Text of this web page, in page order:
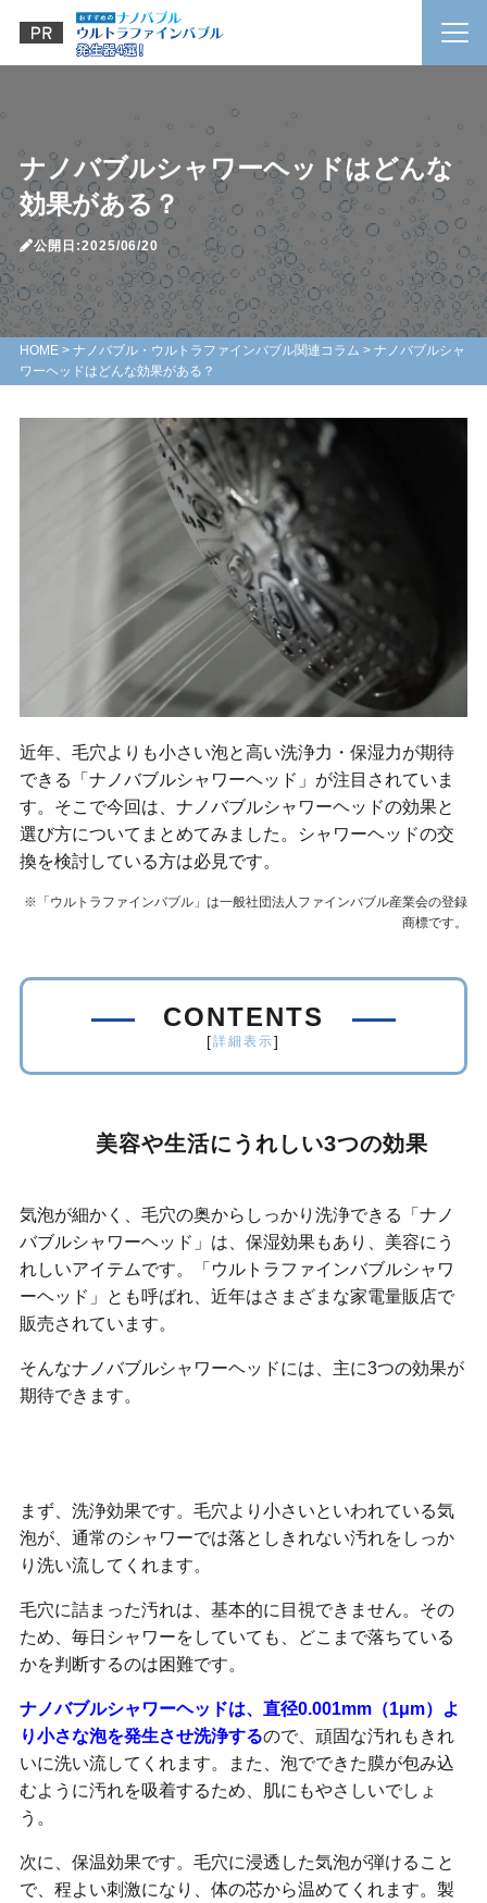
ナノバブルシャワーヘッドはどんな
効果がある？
公開日:2025/06/20
HOME> ナノバブル・ウルトラファインバブル関連コラム > ナノバブルシャ
ワーヘッドはどんな効果がある？
近年、毛穴よりも小さい泡と高い洗浄力・保湿力が期待
できる「ナノバブルシャワーヘッド」が注目されていま
す。そこで今回は、ナノバブルシャワーヘッドの効果と
選び方についてまとめてみました。シャワーヘッドの交
換を検討している方は必見です。
※「ウルトラファインバブル」は一般社団法人ファインバブル産業会の登録
商標です。
CONTENTS
[詳細表示]
美容や生活にうれしい3つの効果
気泡が細かく、毛穴の奥からしっかり洗浄できる「ナノ
バブルシャワーヘッド」は、保湿効果もあり、美容にう
れしいアイテムです。「ウルトラファインバブルシャワ
ーヘッド」とも呼ばれ、近年はさまざまな家電量販店で
販売されています。
そんなナノバブルシャワーヘッドには、主に3つの効果が
期待できます。
まず、洗浄効果です。毛穴より小さいといわれている気
泡が、通常のシャワーでは落としきれない汚れをしっか
り洗い流してくれます。
毛穴に詰まった汚れは、基本的に目視できません。その
ため、毎日シャワーをしていても、どこまで落ちている
かを判断するのは困難です。
ナノバブルシャワーヘッドは、直径0.001mm（1μm）よ
り小さな泡を発生させ洗浄するので、頑固な汚れもきれ
いに洗い流してくれます。また、泡でできた膜が包み込
むように汚れを吸着するため、肌にもやさしいでしょ
う。
次に、保温効果です。毛穴に浸透した気泡が弾けること
で、程よい刺激になり、体の芯から温めてくれます。製